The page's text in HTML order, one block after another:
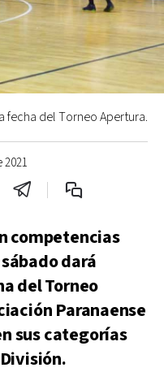
2021
fecha del Torneo Apertura.
competencias
dará
del Torneo
Paranaense
sus categorías